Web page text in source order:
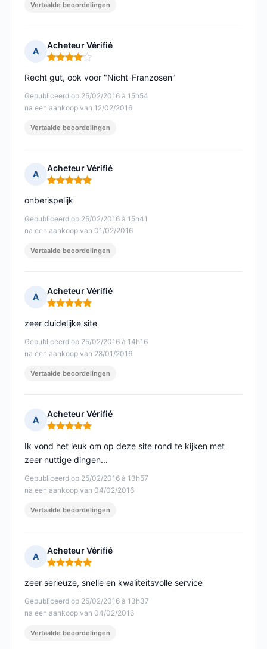
Vertaalde beoordelingen
A
Acheteur Vérifié
Opmerking: 4 van 5
Gepubliceerd op 25/02/2016 à 15h54
na een aankoop van 12/02/2016
Recht gut, ook voor "Nicht-Franzosen"
Vertaalde beoordelingen
A
Acheteur Vérifié
Opmerking: 5 van 5
Gepubliceerd op 25/02/2016 à 15h41
na een aankoop van 01/02/2016
onberispelijk
Vertaalde beoordelingen
A
Acheteur Vérifié
Opmerking: 5 van 5
Gepubliceerd op 25/02/2016 à 14h16
na een aankoop van 28/01/2016
zeer duidelijke site
Vertaalde beoordelingen
A
Acheteur Vérifié
Opmerking: 5 van 5
Gepubliceerd op 25/02/2016 à 13h57
na een aankoop van 04/02/2016
Ik vond het leuk om op deze site rond te kijken met
zeer nuttige dingen...
Vertaalde beoordelingen
A
Acheteur Vérifié
Opmerking: 5 van 5
Gepubliceerd op 25/02/2016 à 13h37
na een aankoop van 04/02/2016
zeer serieuze, snelle en kwaliteitsvolle service
Vertaalde beoordelingen